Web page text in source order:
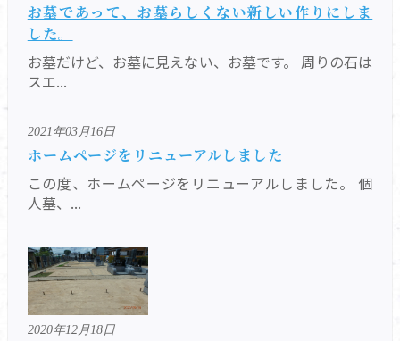
お墓であって、お墓らしくない新しい作りにしま
した。
お墓だけど、お墓に見えない、お墓です。 周りの石は
スエ...
2021年03月16日
ホームページをリニューアルしました
この度、ホームページをリニューアルしました。 個
人墓、...
2020年12月18日